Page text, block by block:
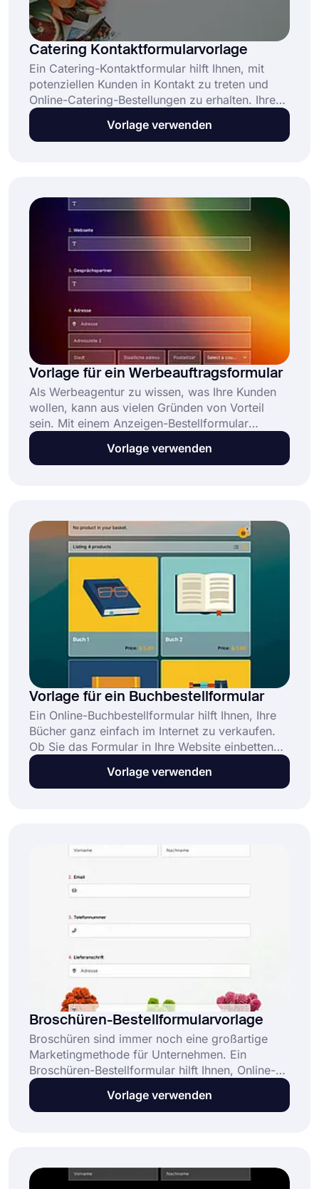
Catering Kontaktformularvorlage
Ein Catering-Kontaktformular hilft Ihnen, mit
potenziellen Kunden in Kontakt zu treten und
Online-Catering-Bestellungen zu erhalten. Ihre
potenziellen Kunden geben einige Details wie
Veranstaltungsdatum und Veranstaltungsort ein
kontaktieren und sie über Ihre Bedingungen
informieren.
Vorlage verwenden
Vorlage für ein Werbeauftragsformular
Als Werbeagentur zu wissen, was Ihre Kunden
wollen, kann aus vielen Gründen von Vorteil
sein. Mit einem Anzeigen-Bestellformular
können Sie Informationen über die Art der
Werbung sammeln, die sie im Kopf haben. Auf
Vorlage verwenden
Vorlage für ein Buchbestellformular
Ein Online-Buchbestellformular hilft Ihnen, Ihre
Bücher ganz einfach im Internet zu verkaufen.
Ob Sie das Formular in Ihre Website einbetten
oder in sozialen Medien teilen, die Leute können
die gewünschten Bücher auswählen und sicher
Vorlage verwenden
Broschüren-Bestellformularvorlage
Broschüren sind immer noch eine großartige
Marketingmethode für Unternehmen. Ein
Broschüren-Bestellformular hilft Ihnen, Online-
Bestellungen für den Druck von Flyern zu
erhalten. Mit einem Online-Bestellformular
Sie Broschürentypen, wie z. B. 3-fach-
Broschüren, und Preislisten für Ihre Kunden
Vorlage verwenden